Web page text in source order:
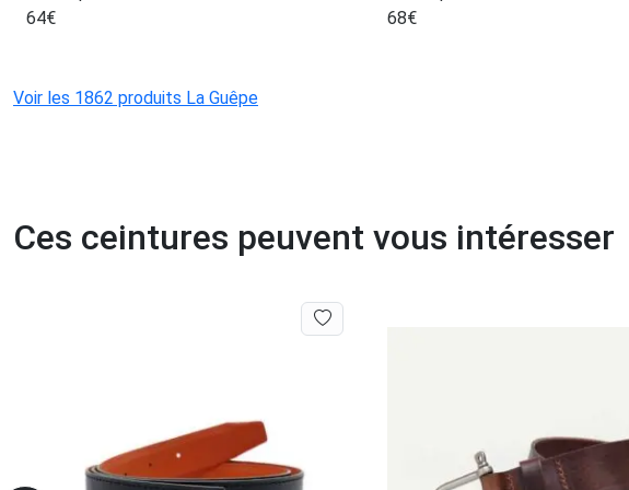
64€
68€
Voir les 1862 produits La Guêpe
Ces ceintures peuvent vous intéresser